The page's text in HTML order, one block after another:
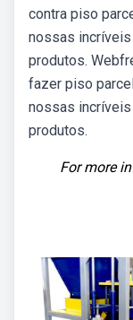
contra piso
nossas
produtos.
fazer piso
nossas
produtos.
For more